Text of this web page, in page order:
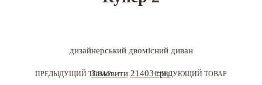
ПРЕДЫДУЩИЙ ТОВАР СЛЕДУЮЩИЙ ТОВАР
дизайнерський двомісний диван
Замовити 21403 грн.